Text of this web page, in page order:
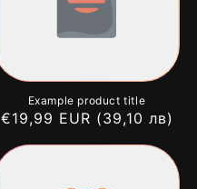
Example product title
Regular
€19,99 EUR (39,10 лв)